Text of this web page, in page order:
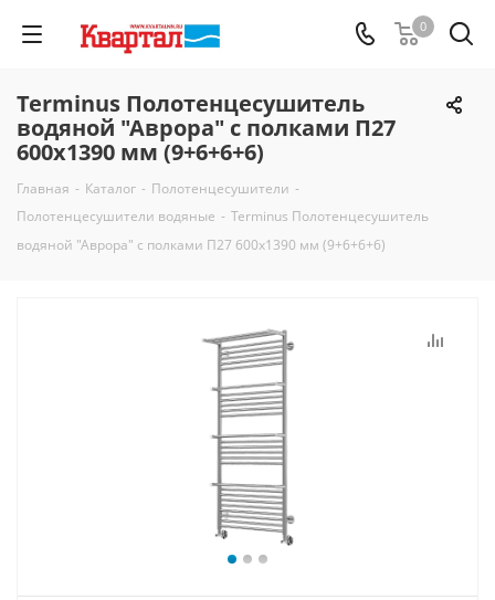
0
Terminus Полотенцесушитель
водяной "Аврора" с полками П27
600х1390 мм (9+6+6+6)
Главная - Каталог - Полотенцесушители -
Полотенцесушители водяные - Terminus Полотенцесушитель
водяной "Аврора" с полками П27 600х1390 мм (9+6+6+6)